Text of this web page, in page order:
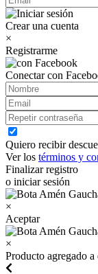
Crear una cuenta
×
Registrarme
Conectar con
Quiero recibir
Ver los términos y
Finalizar registro
o iniciar sesión
×
Aceptar
×
Producto agregado a